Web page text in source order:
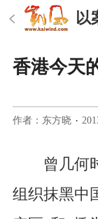
以
香港今天
作者：东方晓 ·
曾几何时
组织抹黑中